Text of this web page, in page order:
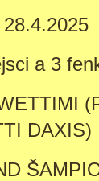
a 3
DAXIS)